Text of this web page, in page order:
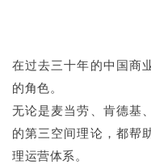
在过去三十年的中国商
的角色。
无论是麦当劳、肯德基
的第三空间理论，都帮
理运营体系。